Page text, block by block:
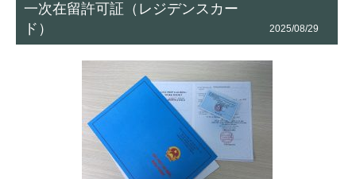
一次在留許可証（レジデンスカー
ド）
2025/08/29